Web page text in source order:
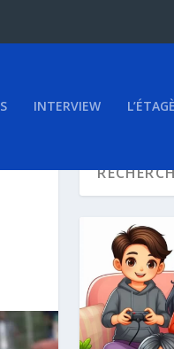
INTERVIEW